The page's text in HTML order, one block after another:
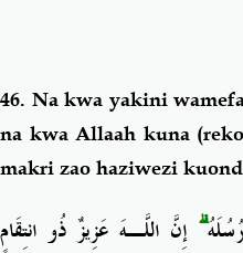
46. Na kwa yakini
na kwa Allaah kuna
makri zao haziwezi
ۗ إِنَّ اللَّـهَ عَزِيزٌ ذُو انتِقَامٍ